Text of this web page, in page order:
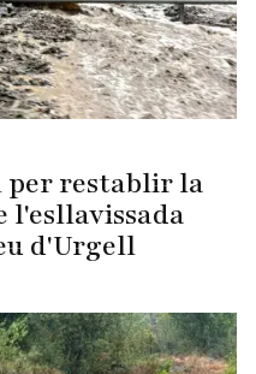
per restablir la
l'esllavissada
d'Urgell